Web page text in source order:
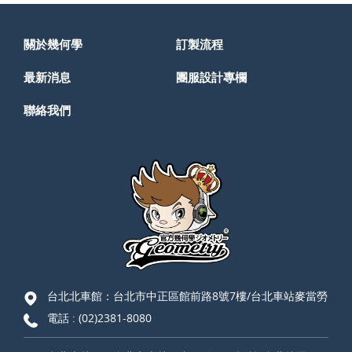
關於幾何學 訂製流程
最新消息 團服設計專欄
聯絡我們
台北北車館：台北市中正區館前路8號7樓/台北車站麥當勞
電話 : (02)2381-8080